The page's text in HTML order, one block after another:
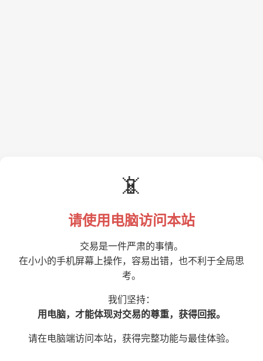
📵
请使用电脑访问本站
交易是一件严肃的事情。
在小小的手机屏幕上操作，容易出错，也不利于全局思
考。
我们坚持：
用电脑，才能体现对交易的尊重，获得回报。
请在电脑端访问本站，获得完整功能与最佳体验。